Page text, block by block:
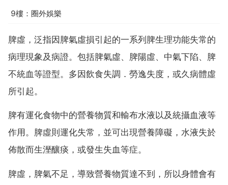
9樓：圈外娛樂
脾虛，泛指因脾氣虛損引起的一系列脾生理功能失常的
病理現象及病證。包括脾氣虛、脾陽虛、中氣下陷、脾
不統血等證型。多因飲食失調．勞逸失度，或久病體虛
所引起。
脾有運化食物中的營養物質和輸布水液以及統攝血液等
作用。脾虛則運化失常，並可出現營養障礙，水液失於
佈散而生溼釀痰，或發生失血等症。
脾虛，脾氣不足，導致營養物質達不到，所以身體會有